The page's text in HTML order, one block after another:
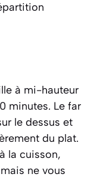
à mi-hauteur
minutes. Le far
le dessus et
du plat.
la cuisson,
ne vous